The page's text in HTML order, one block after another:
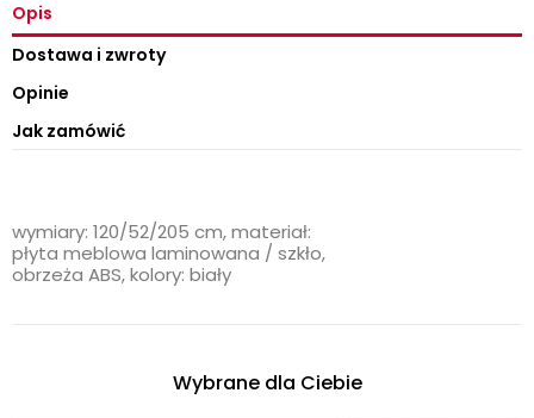
Opis
Dostawa i zwroty
Opinie
Jak zamówić
wymiary: 120/52/205 cm, materiał:
płyta meblowa laminowana / szkło,
obrzeża ABS, kolory: biały
Wybrane dla Ciebie